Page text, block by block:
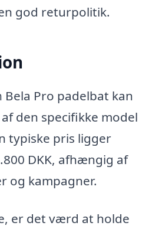
god returpolitik.
Bela Pro padelbat kan
den specifikke model
typiske pris ligger
DKK, afhængig af
og kampagner.
er det værd at holde